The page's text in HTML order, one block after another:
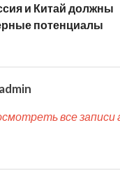
и Китай должны
потенциалы
все записи